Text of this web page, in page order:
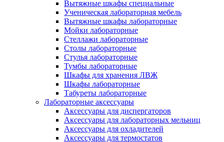
Вытяжные шкафы специальные
Ученическая лабораторная мебель
Вытяжные шкафы лабораторные
Мойки лабораторные
Стеллажи лабораторные
Столы лабораторные
Стулья лабораторные
Тумбы лабораторные
Шкафы для хранения ЛВЖ
Шкафы лабораторные
Табуреты лабораторные
Лабораторные аксессуары
Аксессуары для диспергаторов
Аксессуары для лабораторных мельниц
Аксессуары для охладителей
Аксессуары для термостатов